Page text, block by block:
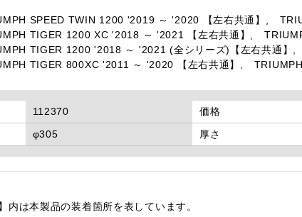
SPEED TWIN 1200 '2019 ～ '2020 【左右共通】,
TIGER 1200 XC '2018 ～ '2021 【左右共通】,
TIGER 1200 '2018 ～ '2021 (全シリーズ)【左右共通】,
TIGER 800XC '2011 ～ '2020 【左右共通】,
112370 価格
φ305 厚さ
内は本製品の装着箇所を表しています。